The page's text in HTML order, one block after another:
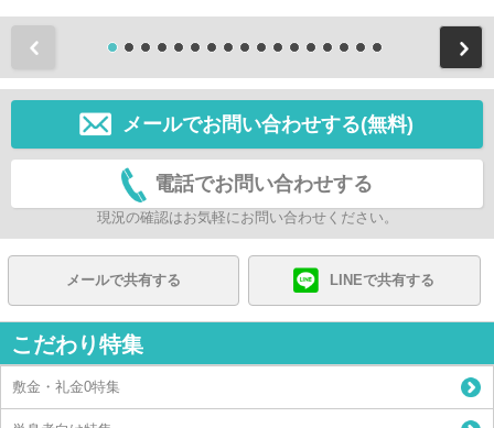
メールでお問い合わせする(無料)
電話でお問い合わせする
現況の確認はお気軽にお問い合わせください。
メールで共有する LINEで共有する
こだわり特集
敷金・礼金0特集